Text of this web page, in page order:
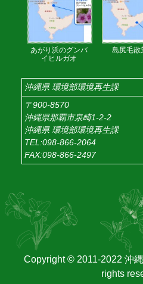
あがり浜のグンバ
イヒルガオ
島尻毛散
沖縄県 環境部環境再生課
〒900-8570
沖縄県那覇市泉崎1-2-2
沖縄県 環境部環境再生課
TEL:098-866-2064
FAX:098-866-2497
Copyright © 2011-2022 沖
rights